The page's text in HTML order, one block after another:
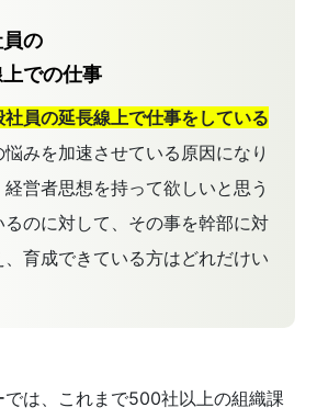
の
での仕事
員の延長線上で仕事をしている
悩みを加速させている原因になり
営者思想を持って欲しいと思う
のに対して、その事を幹部に対
、育成できている方はどれだけい
は、これまで500社以上の組織課